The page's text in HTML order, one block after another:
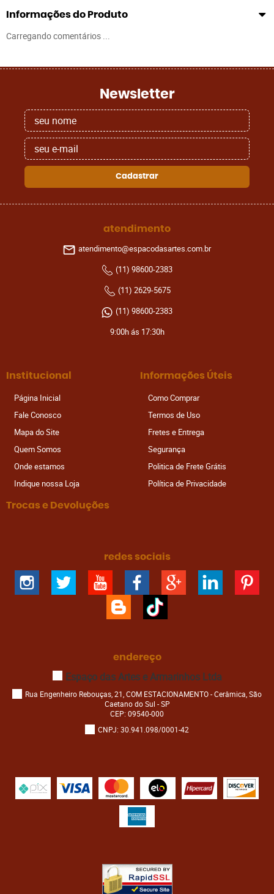
Informações do Produto
Carregando comentários ...
Newsletter
Cadastrar
atendimento
(11) 98600-2383
(11) 2629-5675
(11) 98600-2383
9:00h ás 17:30h
atendimento@espacodasartes.com.br
Institucional
Página Inicial
Fale Conosco
Mapa do Site
Quem Somos
Onde estamos
Indique nossa Loja
Informações Úteis
Como Comprar
Termos de Uso
Fretes e Entrega
Segurança
Politica de Frete Grátis
Política de Privacidade
Trocas e Devoluções
redes sociais
endereço
Espaço das Artes e Armarinhos Ltda
Rua Engenheiro Rebouças, 21, COM ESTACIONAMENTO-Cerâmica, São
Caetano do Sul -SP
CEP: 09540-000
CNPJ: 30.941.098/0001-42